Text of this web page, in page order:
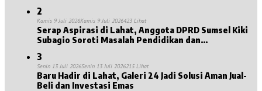
2
Kamis 9 Juli 2026Kamis 9 Juli 2026423 Lihat
Serap Aspirasi di Lahat, Anggota DPRD Sumsel Kiki
Subagio Soroti Masalah Pendidikan dan
3
Senin 13 Juli 2026Senin 13 Juli 2026215 Lihat
Baru Hadir di Lahat, Galeri 24 Jadi Solusi Aman Jual-
Beli dan Investasi Emas